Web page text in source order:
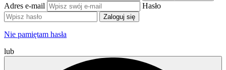
Adres e-mail Hasło
Zaloguj się
Nie pamiętam hasła
lub